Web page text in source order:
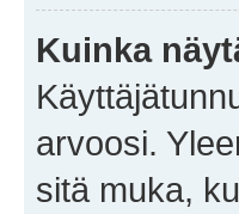
Kuinka
arvoosi.
sitä muka,